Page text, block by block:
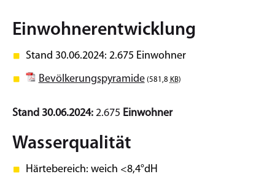
Einwohnerentwicklung
Stand 30.06.2024: 2.675 Einwohner
Bevölkerungspyramide(581,8 KB)
Stand 30.06.2024: 2.675 Einwohner
Wasserqualität
Härtebereich: weich <8,4°dH